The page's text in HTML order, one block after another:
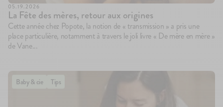
05.19.2026
La Fête des mères, retour aux origines
Cette année chez Popote, la notion de « transmission » a pris une
place particulière, notamment à travers le joli livre « De mère en mère »
de Vane...
Baby & cie Tips